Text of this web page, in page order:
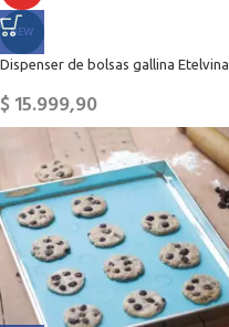
NEW
Dispenser de bolsas gallina Etelvina
$15.999,90